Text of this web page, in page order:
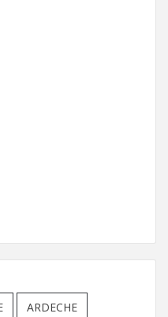
ARDECHE